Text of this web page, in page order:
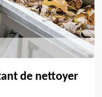
de nettoyer